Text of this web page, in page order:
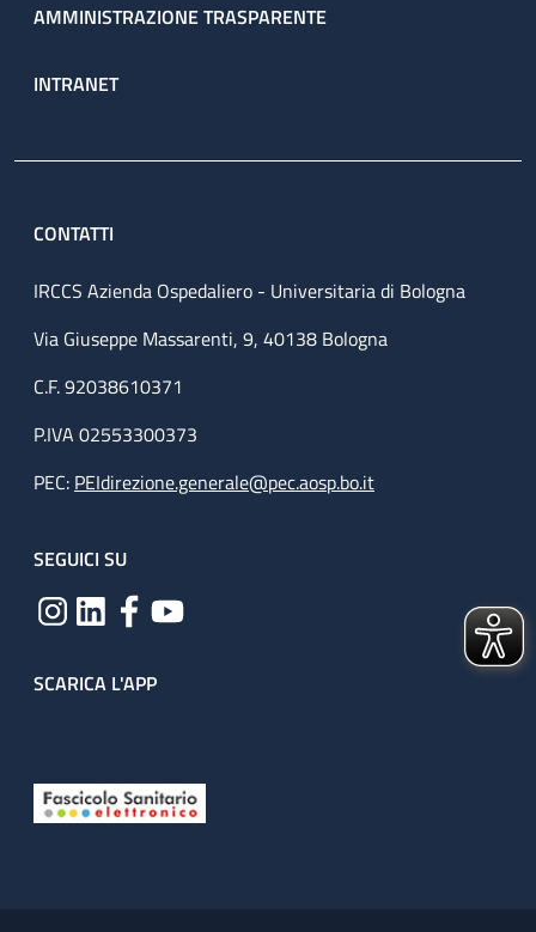
AMMINISTRAZIONE TRASPARENTE
INTRANET
CONTATTI
IRCCS Azienda Ospedaliero - Universitaria di Bologna
Via Giuseppe Massarenti, 9, 40138 Bologna
C.F. 92038610371
P.IVA 02553300373
PEC: PEIdirezione.generale@pec.aosp.bo.it
SEGUICI SU
SCARICA L'APP